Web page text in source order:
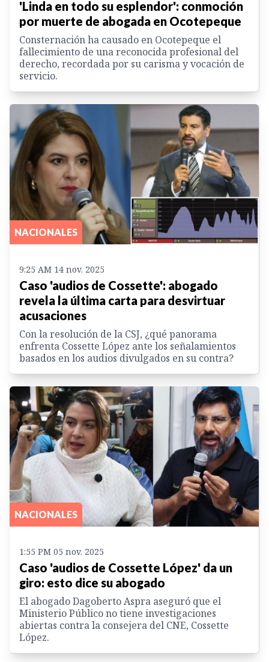
'Linda en todo su esplendor': conmoción
por muerte de abogada en Ocotepeque
Consternación ha causado en Ocotepeque el
fallecimiento de una reconocida profesional del
derecho, recordada por su carisma y vocación de
servicio.
NACIONALES
9:25 AM 14 nov. 2025
Caso 'audios de Cossette': abogado
revela la última carta para desvirtuar
acusaciones
Con la resolución de la CSJ, ¿qué panorama
enfrenta Cossette López ante los señalamientos
basados en los audios divulgados en su contra?
NACIONALES
1:55 PM 05 nov. 2025
Caso 'audios de Cossette López' da un
giro: esto dice su abogado
El abogado Dagoberto Aspra aseguró que el
Ministerio Público no tiene investigaciones
abiertas contra la consejera del CNE, Cossette
López.